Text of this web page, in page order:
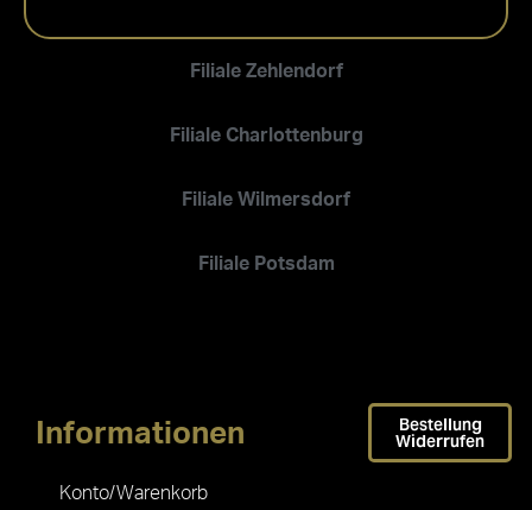
Filiale Zehlendorf
Filiale Charlottenburg
Filiale Wilmersdorf
Filiale Potsdam
Informationen
Konto/Warenkorb
Bestellung
Widerrufen